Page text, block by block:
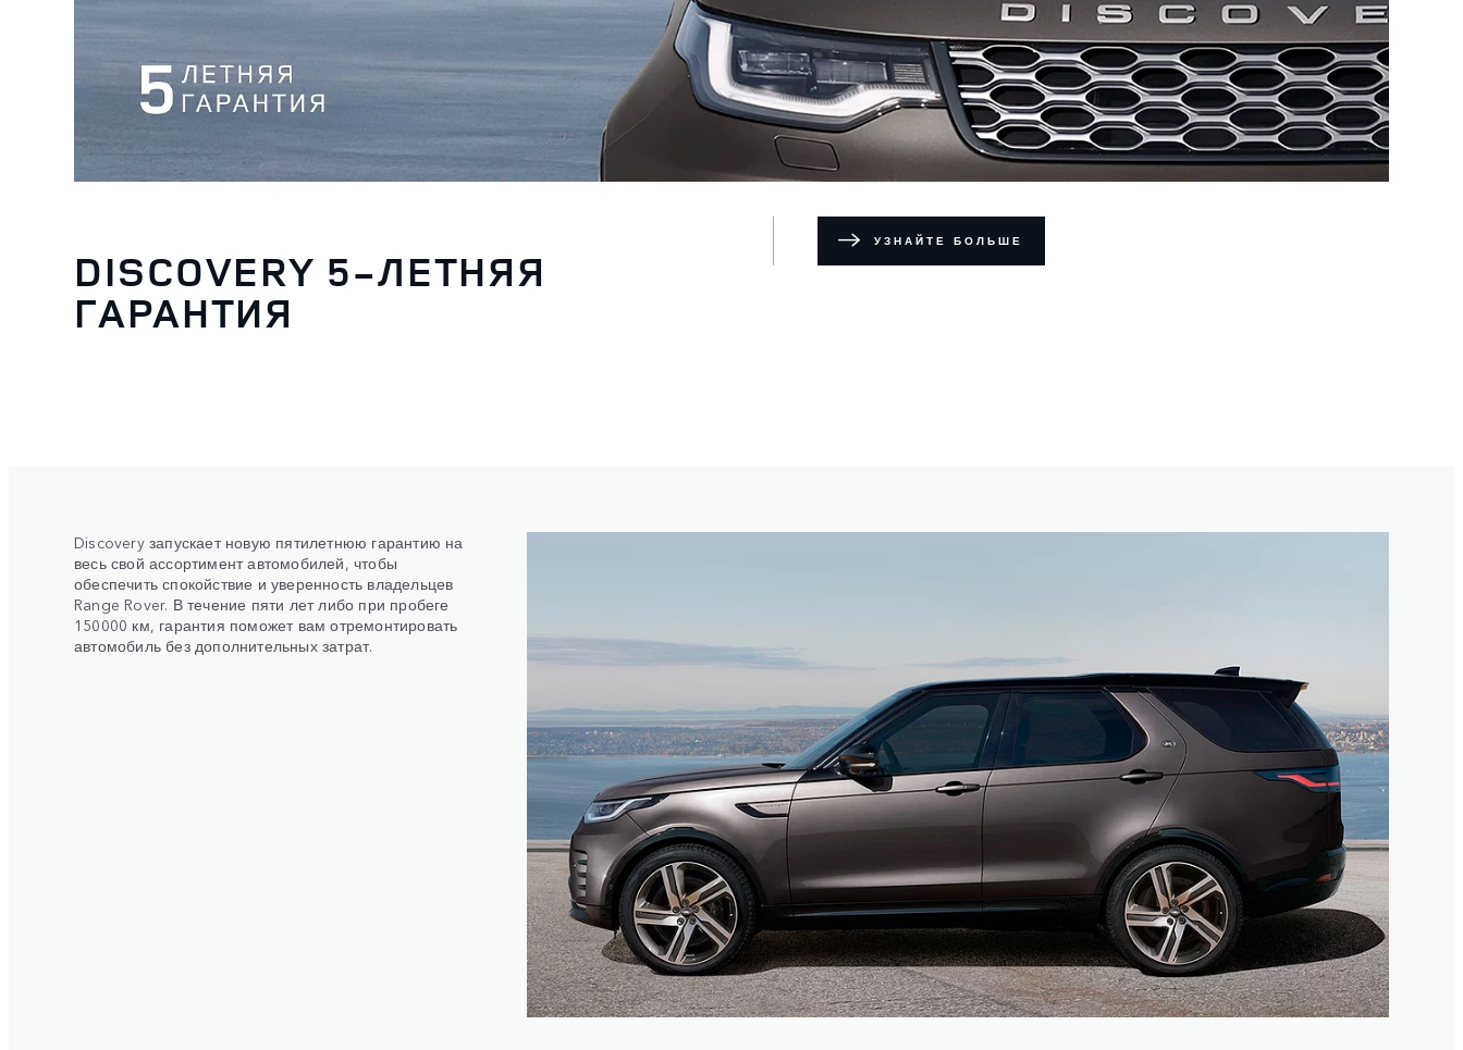
DISCOVERY 5-ЛЕТНЯЯ
ГАРАНТИЯ
УЗНАЙТЕ БОЛЬШЕ
Discovery запускает новую пятилетнюю гарантию на
весь свой ассортимент автомобилей, чтобы
обеспечить спокойствие и уверенность владельцев
Range Rover. В течение пяти лет либо при пробеге
150000 км, гарантия поможет вам отремонтировать
автомобиль без дополнительных затрат.